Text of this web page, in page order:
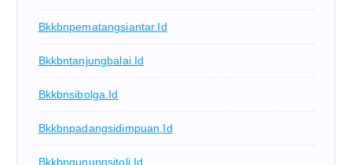
Bkkbnpematangsiantar.id
Bkkbntanjungbalai.id
Bkkbnsibolga.id
Bkkbnpadangsidimpuan.id
Bkkbngunungsitoli.id